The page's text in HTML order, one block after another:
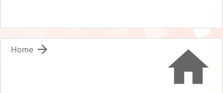


Home